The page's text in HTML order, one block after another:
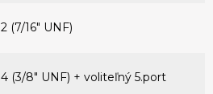
2 (7/16" UNF)
4 (3/8" UNF) + voliteľný 5.port